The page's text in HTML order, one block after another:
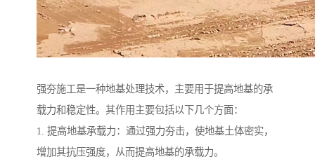
强夯施工是一种地基处理技术，主要用于提高地基的承
载力和稳定性。其作用主要包括以下几个方面：
1. 提高地基承载力：通过强力夯击，使地基土体密实，
增加其抗压强度，从而提高地基的承载力。